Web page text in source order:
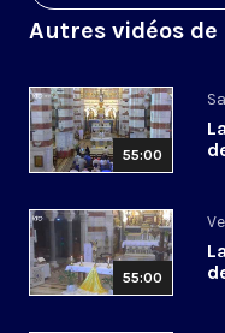
Autres vidéos
55:00
55:00